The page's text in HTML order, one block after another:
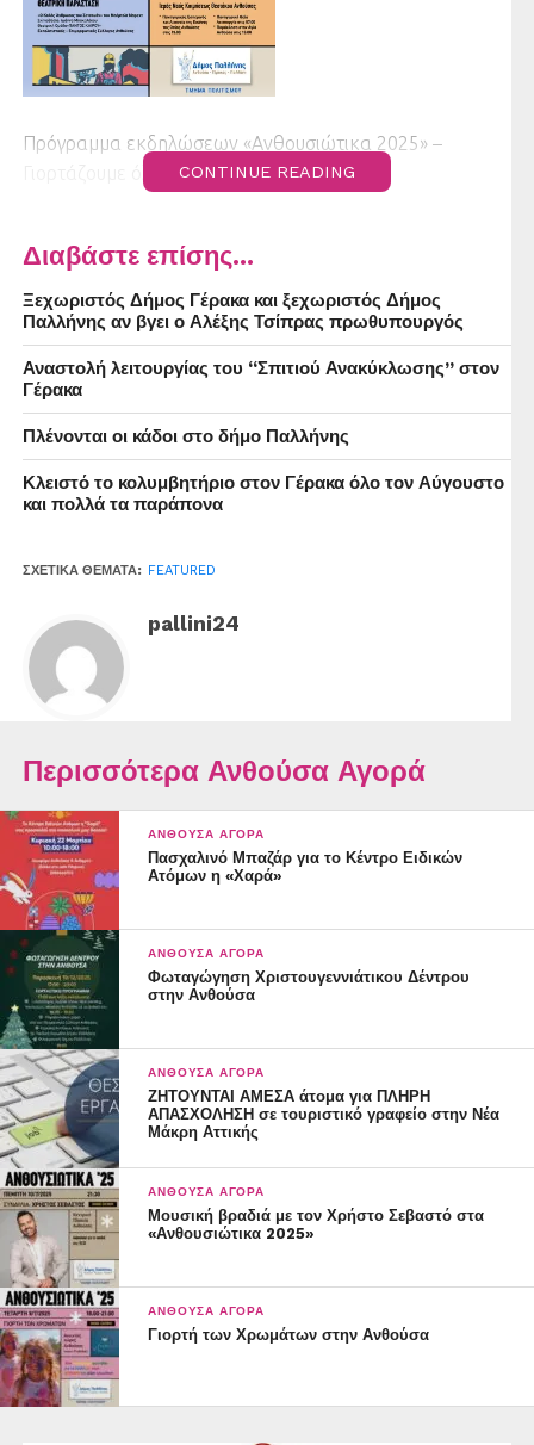
Πρόγραμμα εκδηλώσεων «Ανθουσιώτικα 2025» –
Γιορτάζουμε όλοι μαζί στην Ανθούσα!
2025»!
Δείτε αναλυτικά το πρόγραμμα εκδηλώσεων:
Τρίτη 8/7
ΠΑΡΑΔΟΣΙΑΚΟΙ ΧΟΡΟΙ
Κεντρική Πλατεία Ανθούσας στις 20:00
Διδασκαλία: Δημήτρης Γαβράς Παπασπύρου
*Χορευτική Ομάδα ΚΑΠΗ Ανθούσας
Διδασκαλία:Άννα Μαρούλη
*Διασχολική Ομάδα ΔΉΜΟΥ ΠΑΛΛΗΝΗΣ
Τετάρτη 9/7
ΓΙΟΡΤΗ ΤΩΝ ΧΡΩΜΑΤΩΝ
Ανοιχτός χώρος Ανθούσας
( έναντι practiker) 18:00-21:00
Ένα πολύχρωμο φεστιβάλ για τα παιδιά με χορό,
διάδραση και ρίψη χρωμάτων.
ΘΕΑΤΡΙΚΗ ΠΑΡΑΣΤΑΣΗ
Παλιό θεατράκι Ανθούσας στις 21:00
” Ο Καλός Άνθρωπος του Σετσουάν” του Μπέρτολτ
Μπρεχτ
Σκηνοθεσία: Ιωάννα Μπακαλάκου
Θεατρική Ομάδα ” ΠΑΝΤΟΣ ΚΑΙΡΟΥ”
Εκπολιτιστικός – Επιμορφωτικός Σύλλογος Ανθούσας
Πέμπτη 10/7
ΚΕΝΤΡΙΚΉ πλατεία Ανθούσας στις 19:30.
Animateur για τα παιδιά και στις 21:30
Συναυλία με τον ΧΡΗΣΤΟ ΣΕΒΑΣΤΟ
Παρσκευή 11/7
ΚΕΝΤΡΙΚΗ πλατεία Ανθούσας
CONTINUE READING
Διαβάστε επίσης...
Ξεχωριστός Δήμος Γέρακα και ξεχωριστός Δήμος
Παλλήνης αν βγει ο Αλέξης Τσίπρας πρωθυπουργός
Αναστολή λειτουργίας του “Σπιτιού Ανακύκλωσης” στον
Γέρακα
Πλένονται οι κάδοι στο δήμο Παλλήνης
Κλειστό το κολυμβητήριο στον Γέρακα όλο τον Αύγουστο
και πολλά τα παράπονα
ΣΧΕΤΙΚΆ ΘΈΜΑΤΑ: FEATURED
pallini24
Περισσότερα Ανθούσα Αγορά
ΑΝΘΟΎΣΑ ΑΓΟΡΆ
Πασχαλινό Μπαζάρ για το Κέντρο Ειδικών
Ατόμων η «Χαρά»
ΑΝΘΟΎΣΑ ΑΓΟΡΆ
Φωταγώγηση Χριστουγεννιάτικου Δέντρου
στην Ανθούσα
ΑΝΘΟΎΣΑ ΑΓΟΡΆ
ΖΗΤΟΥΝΤΑΙ ΑΜΕΣΑ άτομα για ΠΛΗΡΗ
ΑΠΑΣΧΟΛΗΣΗ σε τουριστικό γραφείο στην Νέα
Μάκρη Αττικής
ΑΝΘΟΎΣΑ ΑΓΟΡΆ
Μουσική βραδιά με τον Χρήστο Σεβαστό στα
«Ανθουσιώτικα 2025»
ΑΝΘΟΎΣΑ ΑΓΟΡΆ
Γιορτή των Χρωμάτων στην Ανθούσα